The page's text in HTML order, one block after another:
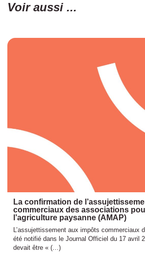
Voir aussi ...
La confirmation de
commerciaux des associations
l’agriculture paysanne (AMAP)
L’assujettissement aux impôts commerciaux
été notifié dans le Journal Officiel du 17 avril
devait être « (…)